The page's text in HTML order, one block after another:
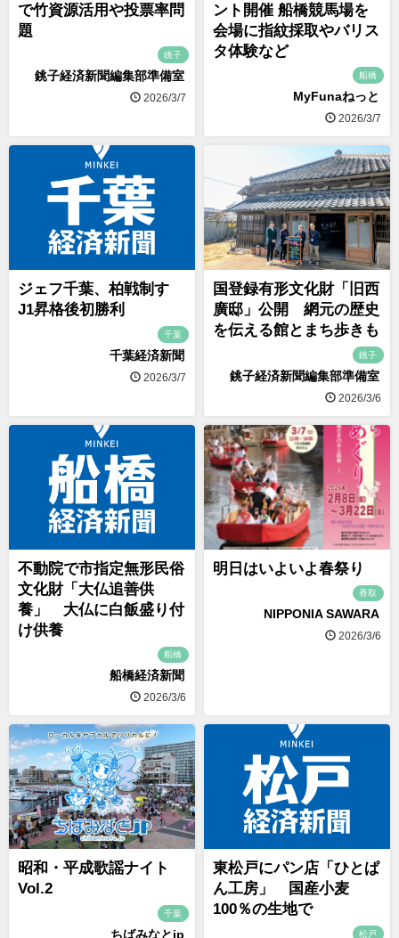
で竹資源活用や投票率問
題
銚子
銚子経済新聞編集部準備室
2026/3/7
ント開催 船橋競馬場を
会場に指紋採取やバリス
タ体験など
船橋
MyFunaねっと
2026/3/7
ジェフ千葉、柏戦制す
J1昇格後初勝利
千葉
千葉経済新聞
2026/3/7
国登録有形文化財「旧西
廣邸」公開 網元の歴史
を伝える館とまち歩きも
銚子
銚子経済新聞編集部準備室
2026/3/6
不動院で市指定無形民俗
文化財「大仏追善供
養」 大仏に白飯盛り付
け供養
船橋
船橋経済新聞
2026/3/6
明日はいよいよ春祭り
香取
NIPPONIA SAWARA
2026/3/6
昭和・平成歌謡ナイト
Vol.2
千葉
ちばみなとjp
東松戸にパン店「ひとぱ
ん工房」 国産小麦
100％の生地で
松戸